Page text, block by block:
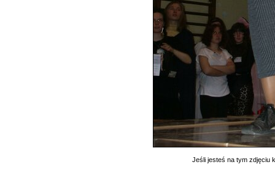
Jeśli jesteś na tym zdjęciu